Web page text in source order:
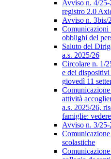
Avviso n. 4/
registro 2.0
Avviso n. 3bis/
Comunicazioni
obblighi del
Saluto del
a.s. 2025/26
Circolare n. 1/
e dei dispositivi
giovedì 11
attività
a.s. 2025/26,
famiglie:
Avviso n. 3/25-
scolastiche